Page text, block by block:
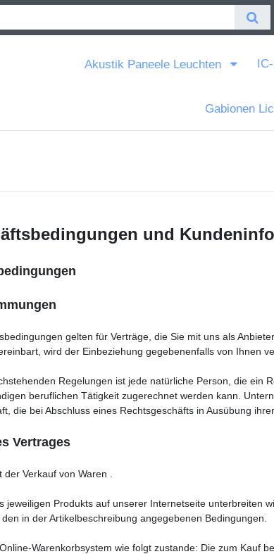
Akustik Paneele Leuchten
Gabionen
und
gelten für Verträge, die Sie mit uns als
wird der Einbeziehung gegebenenfalls von Ihnen
Regelungen ist jede natürliche Person, die ein
beruflichen Tätigkeit zugerechnet werden kann.
die bei Abschluss eines Rechtsgeschäfts in Ausübung
Vertrages
Verkauf von Waren .
jeweiligen Produkts auf unserer Internetseite unterbreiten
in der Artikelbeschreibung angegebenen Bedingungen.
Warenkorbsystem wie folgt zustande: Die zum Kauf